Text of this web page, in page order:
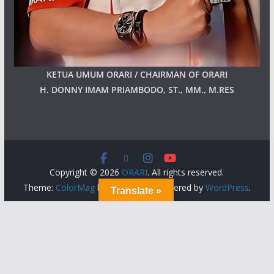
KETUA UMUM ORARI / CHAIRMAN OF ORARI
H. DONNY IMAM PRIAMBODO, ST., MM., M.RES
Copyright © 2026 ORARI. All rights reserved.
Theme: ColorMagby ThemeGrill. Powered by WordPress.
Translate »